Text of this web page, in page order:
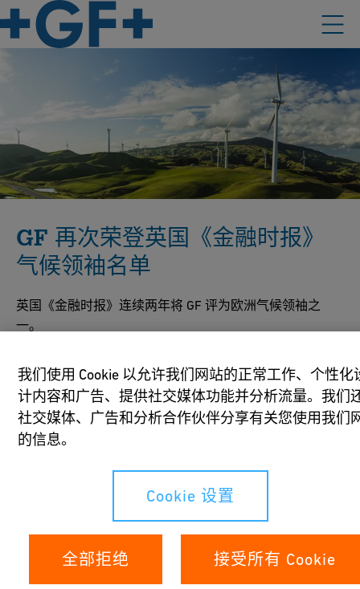
GF 再次荣登英国《金融时报》
气候领袖名单
英国《金融时报》连续两年将 GF 评为欧洲气候领袖之
一。
在英国《金融时报》和 Statista 于2022 年 4 月发布的最新名单
中，GF位居 26 家机器和工业设备公司名单的前五名。这归功于
GF 在 2015 年至 2020 年间温室气体 (GHG) 的排放强度降低了
10.9%。
范围 2 内温室气体排放强度降低幅度最大的公司。范围 1 的排
放来源是企业自身运营的能源使用；范围 2的排放则来自所采购
元收入的温室气体排放吨数。
我们使用 Cookie 以允许我们网站的正常工作、个性化
计内容和广告、提供社交媒体功能并分析流量。我们
社交媒体、广告和分析合作伙伴分享有关您使用我们
的信息。
Cookie 设置
全部拒绝 接受所有 Cookie